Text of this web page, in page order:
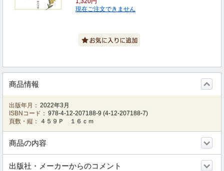
現在ご注文できません
商品情報
出版年月： 2022年3月
ISBNコード： 978-4-12-207188-9 (4-12-207188-7)
頁数・縦：
４５９Ｐ １６ｃｍ
商品の内容
出版社・メーカーからのコメント